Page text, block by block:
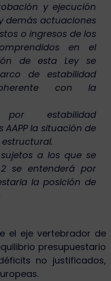
y ejecución
demás actuaciones
o ingresos de los
en el
de esta Ley se
de estabilidad
con la
estabilidad
la situación de
a los que se
se entenderá por
la posición de
el eje vertebrador de
presupuestario
no justificados,